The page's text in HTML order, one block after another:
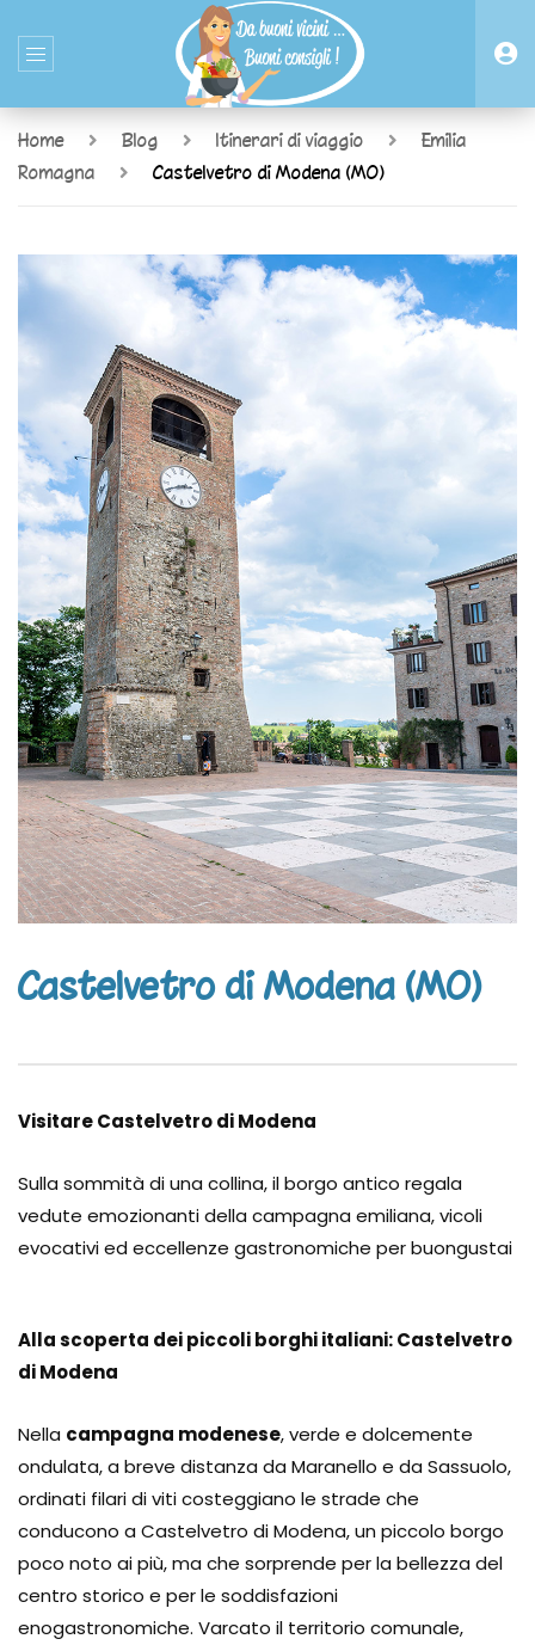
Home Blog Itinerari di viaggio
Emilia
Romagna
Castelvetro di Modena (MO)
Castelvetro di Modena (MO)
Visitare Castelvetro di Modena
Sulla sommità di una collina, il borgo antico regala
vedute emozionanti della campagna emiliana, vicoli
evocativi ed eccellenze gastronomiche per buongustai
Alla scoperta dei piccoli borghi italiani: Castelvetro
di Modena
Nella campagna modenese, verde e dolcemente
ondulata, a breve distanza da Maranello e da Sassuolo,
ordinati filari di viti costeggiano le strade che
conducono a Castelvetro di Modena, un piccolo borgo
poco noto ai più, ma che sorprende per la bellezza del
centro storico e per le soddisfazioni
enogastronomiche. Varcato il territorio comunale,